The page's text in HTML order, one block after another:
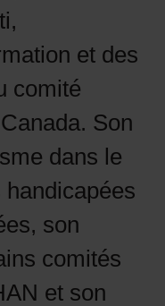
et des
comité
Son
dans le
son
comités
et son